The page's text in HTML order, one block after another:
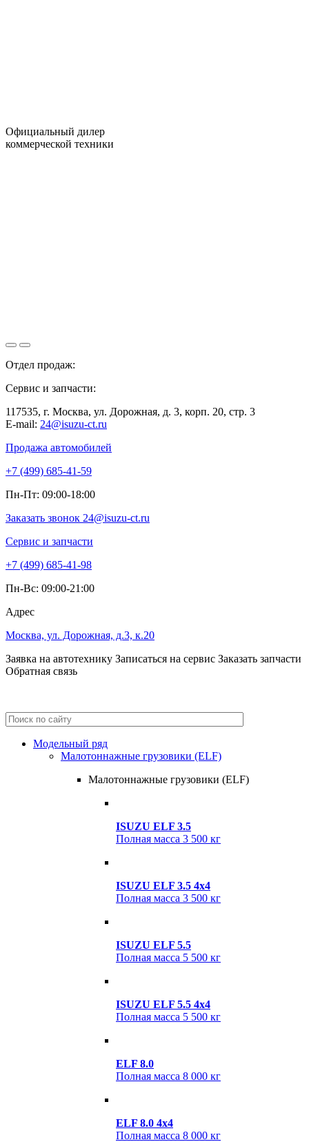
Официальный дилер
коммерческой техники
Отдел продаж:
Сервис и запчасти:
117535, г. Москва, ул. Дорожная, д. 3, корп. 20, стр. 3
E-mail: 24@isuzu-ct.ru
Продажа автомобилей
+7 (499) 685-41-59
Пн-Пт: 09:00-18:00
Заказать звонок 24@isuzu-ct.ru
Сервис и запчасти
+7 (499) 685-41-98
Пн-Вс: 09:00-21:00
Адрес
Москва, ул. Дорожная, д.3, к.20
Заявка на автотехнику Записаться на сервис Заказать запчасти
Обратная связь
Модельный ряд
Малотоннажные грузовики (ELF)
Малотоннажные грузовики (ELF)
ISUZU ELF 3.5
Полная масса 3 500 кг
ISUZU ELF 3.5 4x4
Полная масса 3 500 кг
ISUZU ELF 5.5
Полная масса 5 500 кг
ISUZU ELF 5.5 4х4
Полная масса 5 500 кг
ELF 8.0
Полная масса 8 000 кг
ELF 8.0 4x4
Полная масса 8 000 кг